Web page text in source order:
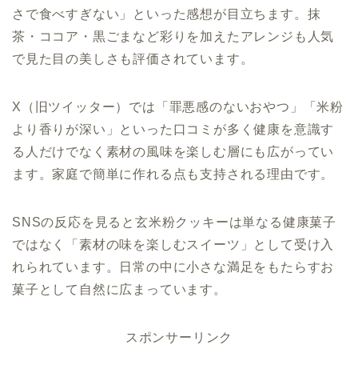
さで食べすぎない」といった感想が目立ちます。抹
茶・ココア・黒ごまなど彩りを加えたアレンジも人気
で見た目の美しさも評価されています。
X（旧ツイッター）では「罪悪感のないおやつ」「米粉
より香りが深い」といった口コミが多く健康を意識す
る人だけでなく素材の風味を楽しむ層にも広がってい
ます。家庭で簡単に作れる点も支持される理由です。
SNSの反応を見ると玄米粉クッキーは単なる健康菓子
ではなく「素材の味を楽しむスイーツ」として受け入
れられています。日常の中に小さな満足をもたらすお
菓子として自然に広まっています。
スポンサーリンク